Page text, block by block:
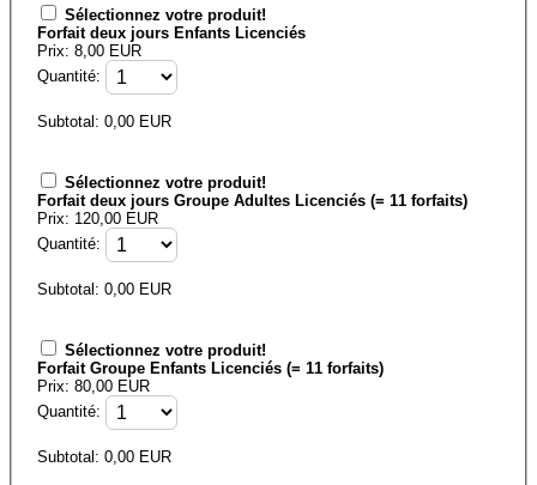
Sélectionnez votre produit!
Forfait deux jours Enfants Licenciés
Prix: 8,00 EUR
Quantité:
Subtotal: 0,00 EUR
Sélectionnez votre produit!
Forfait deux jours Groupe Adultes Licenciés (= 11 forfaits)
Prix: 120,00 EUR
Quantité:
Subtotal: 0,00 EUR
Sélectionnez votre produit!
Forfait Groupe Enfants Licenciés (= 11 forfaits)
Prix: 80,00 EUR
Quantité:
Subtotal: 0,00 EUR